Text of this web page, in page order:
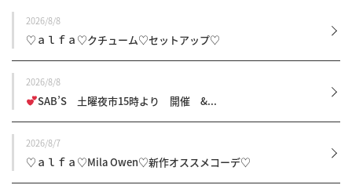
2026/8/8
♡ａｌｆａ♡クチューム♡セットアップ♡
2026/8/8
SAB’S 土曜夜市15時より 開催 &...
2026/8/7
♡ａｌｆａ♡Mila Owen♡新作オススメコーデ♡